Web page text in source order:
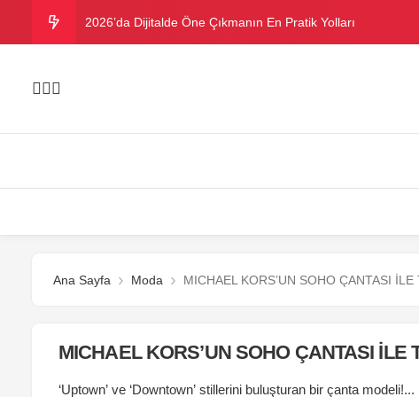
2026’da Dijitalde Öne Çıkmanın En Pratik Yolları
Ana Sayfa Moda MICHAEL KORS’UN SOHO ÇANTASI İLE
MICHAEL KORS’UN SOHO ÇANTASI İLE
‘Uptown’ ve ‘Downtown’ stillerini buluşturan bir çanta modeli!...